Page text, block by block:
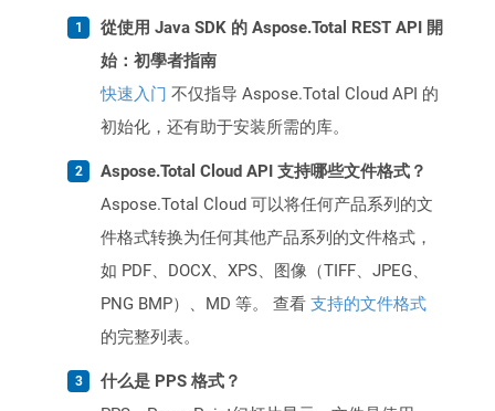
從使用 Java SDK 的 Aspose.Total REST API 開
始：初學者指南
快速入门 不仅指导 Aspose.Total Cloud API 的
初始化，还有助于安装所需的库。
Aspose.Total Cloud API 支持哪些文件格式？
Aspose.Total Cloud 可以将任何产品系列的文
件格式转换为任何其他产品系列的文件格式，
如 PDF、DOCX、XPS、图像（TIFF、JPEG、
PNG BMP）、MD 等。 查看 支持的文件格式
的完整列表。
什么是 PPS 格式？